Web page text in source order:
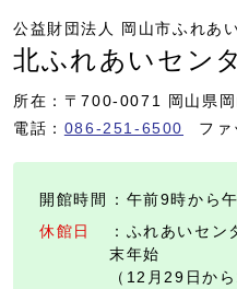
公益財団法人 岡山市ふれあ
北ふれあいセン
所在：〒700-0071 岡山県
電話： 086-251-6500 ファ
開館時間
：午前9時から
休館日
：ふれあいセ
末年始
（12月29日か